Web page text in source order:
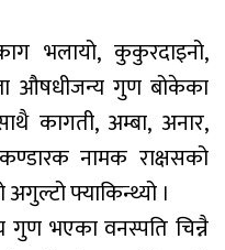
भलायो, कुकुरदाइनो,
औषधीजन्य गुण बोकेका
कागती, अम्बा, अनार,
नामक राक्षसको
फ्याकिन्थ्यो ।
भएका वनस्पति चिन्नै